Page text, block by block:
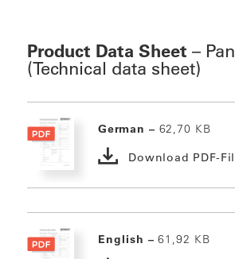
Product Data Sheet –
(Technical data sheet)
German – 62,70 KB
Download PDF-
English –61,92 KB